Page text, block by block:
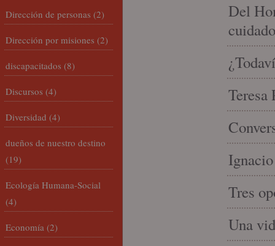
Del
cuidado
Teresa
Tres
Una
Dirección de personas (2)
Dirección por misiones (2)
discapacitados (8)
Discursos (4)
Diversidad (4)
dueños de nuestro destino
(19)
Ecología Humana-Social
(4)
Economía (2)